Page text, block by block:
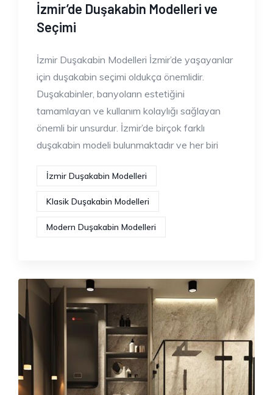
İzmir’de Duşakabin Modelleri ve
Seçimi
İzmir Duşakabin Modelleri İzmir’de yaşayanlar
için duşakabin seçimi oldukça önemlidir.
Duşakabinler, banyoların estetiğini
tamamlayan ve kullanım kolaylığı sağlayan
önemli bir unsurdur. İzmir’de birçok farklı
duşakabin modeli bulunmaktadır ve her biri
İzmir Duşakabin Modelleri
Klasik Duşakabin Modelleri
Modern Duşakabin Modelleri